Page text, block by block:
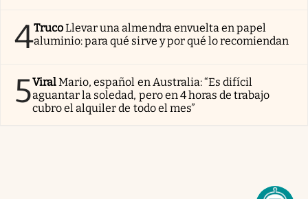
4TrucoLlevar una almendra envuelta en papel
aluminio: para qué sirve y por qué lo recomiendan
5ViralMario, español en Australia: “Es difícil
aguantar la soledad, pero en 4 horas de trabajo
cubro el alquiler de todo el mes”